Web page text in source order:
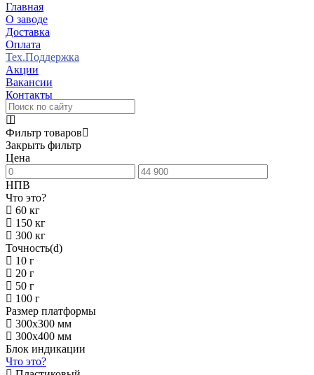
Главная
О заводе
Доставка
Оплата
Тех.Поддержка
Акции
Вакансии
Контакты
Фильтр товаров
Закрыть фильтр
Цена
НПВ
Что это?
60 кг
150 кг
300 кг
Точность(d)
10 г
20 г
50 г
100 г
Размер платформы
300х300 мм
300х400 мм
Блок индикации
Что это?